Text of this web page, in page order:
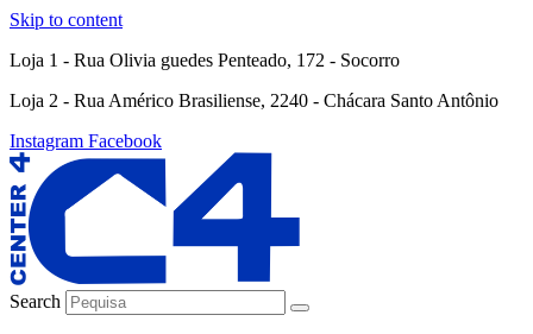
Skip to content
Loja 1 - Rua Olivia guedes Penteado, 172 - Socorro
Loja 2 - Rua Américo Brasiliense, 2240 - Chácara Santo Antônio
Instagram Facebook
Search